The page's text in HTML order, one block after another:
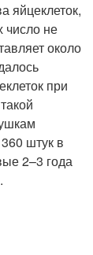
яйцеклеток,
число не
около
при
штук в
2–3 года